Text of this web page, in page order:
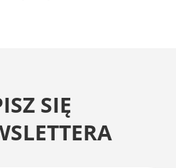
SIĘ